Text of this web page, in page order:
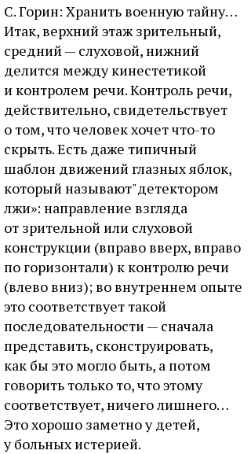
С. Горин: Хранить военную тайну…
Итак, верхний этаж зрительный,
средний — слуховой, нижний
делится между кинестетикой
и контролем речи. Контроль речи,
действительно, свидетельствует
о том, что человек хочет что-то
скрыть. Есть даже типичный
шаблон движений глазных яблок,
который называют"детектором
лжи»: направление взгляда
от зрительной или слуховой
конструкции (вправо вверх, вправо
по горизонтали) к контролю речи
(влево вниз); во внутреннем опыте
это соответствует такой
последовательности — сначала
представить, сконструировать,
как бы это могло быть, а потом
говорить только то, что этому
соответствует, ничего лишнего…
Это хорошо заметно у детей,
у больных истерией.